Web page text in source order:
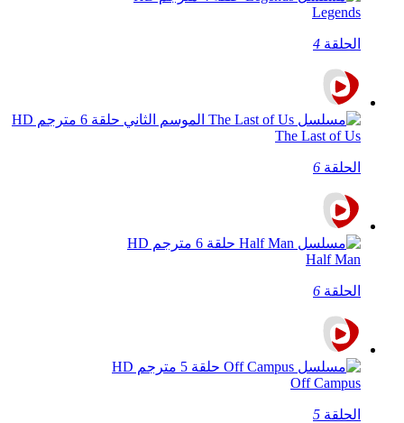
Legends
الحلقة 4
The Last of Us
الحلقة 6
Half Man
الحلقة 6
Off Campus
الحلقة 5